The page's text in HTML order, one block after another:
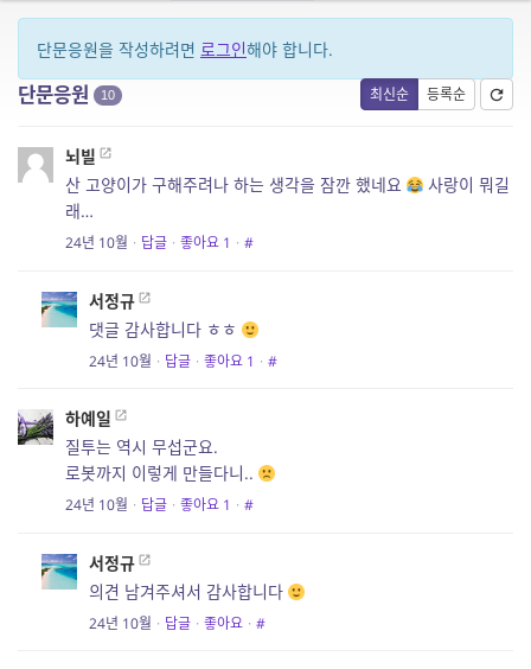
단문응원을 작성하려면 로그인해야 합니다.
최신순 등록순
단문응원 10
뇌빌
산 고양이가 구해주려나 하는 생각을 잠깐 했네요
사랑이 뭐길
래…
24년 10월 · 답글 · 좋아요 1 · #
서정규
댓글 감사합니다 ㅎㅎ
24년 10월 · 답글 · 좋아요 1 · #
하예일
질투는 역시 무섭군요.
로봇까지 이렇게 만들다니..
24년 10월 · 답글 · 좋아요 1 · #
서정규
의견 남겨주셔서 감사합니다
24년 10월 · 답글 · 좋아요 · #